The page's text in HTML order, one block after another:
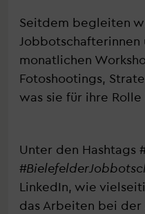
Seitdem begleiten
monatlichen
Fotoshootings,
was sie für ihre
Unter den Hashtags
LinkedIn, wie
das Arbeiten bei